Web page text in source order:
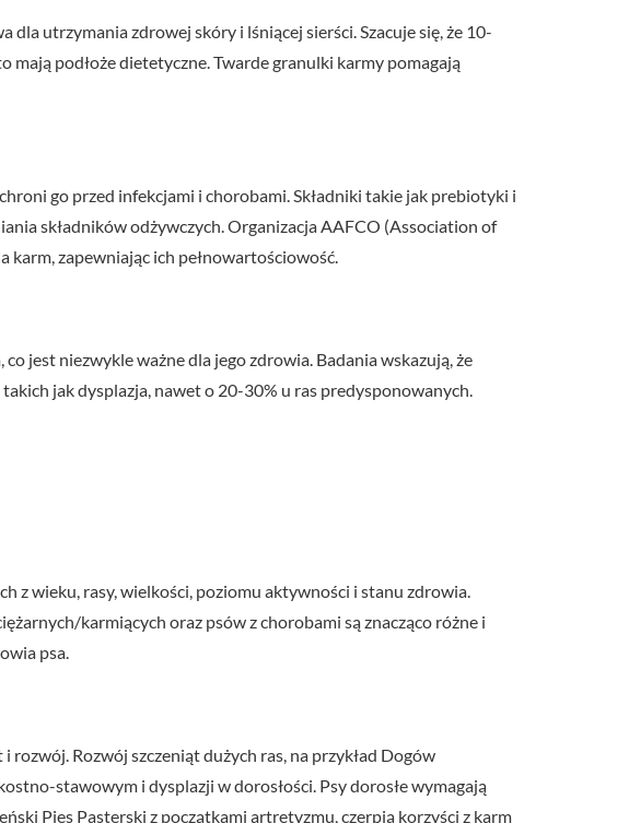
utrzymania zdrowej skóry i lśniącej sierści. Szacuje się, że 10-
podłoże dietetyczne. Twarde granulki karmy pomagają
go przed infekcjami i chorobami. Składniki takie jak prebiotyki i
składników odżywczych. Organizacja AAFCO (Association of
zapewniając ich pełnowartościowość.
jest niezwykle ważne dla jego zdrowia. Badania wskazują, że
jak dysplazja, nawet o 20-30% u ras predysponowanych.
z wieku, rasy, wielkości, poziomu aktywności i stanu zdrowia.
karmiących oraz psów z chorobami są znacząco różne i
psa.
rozwój. Rozwój szczeniąt dużych ras, na przykład Dogów
stawowym i dysplazji w dorosłości. Psy dorosłe wymagają
Pies Pasterski z początkami artretyzmu, czerpią korzyści z karm